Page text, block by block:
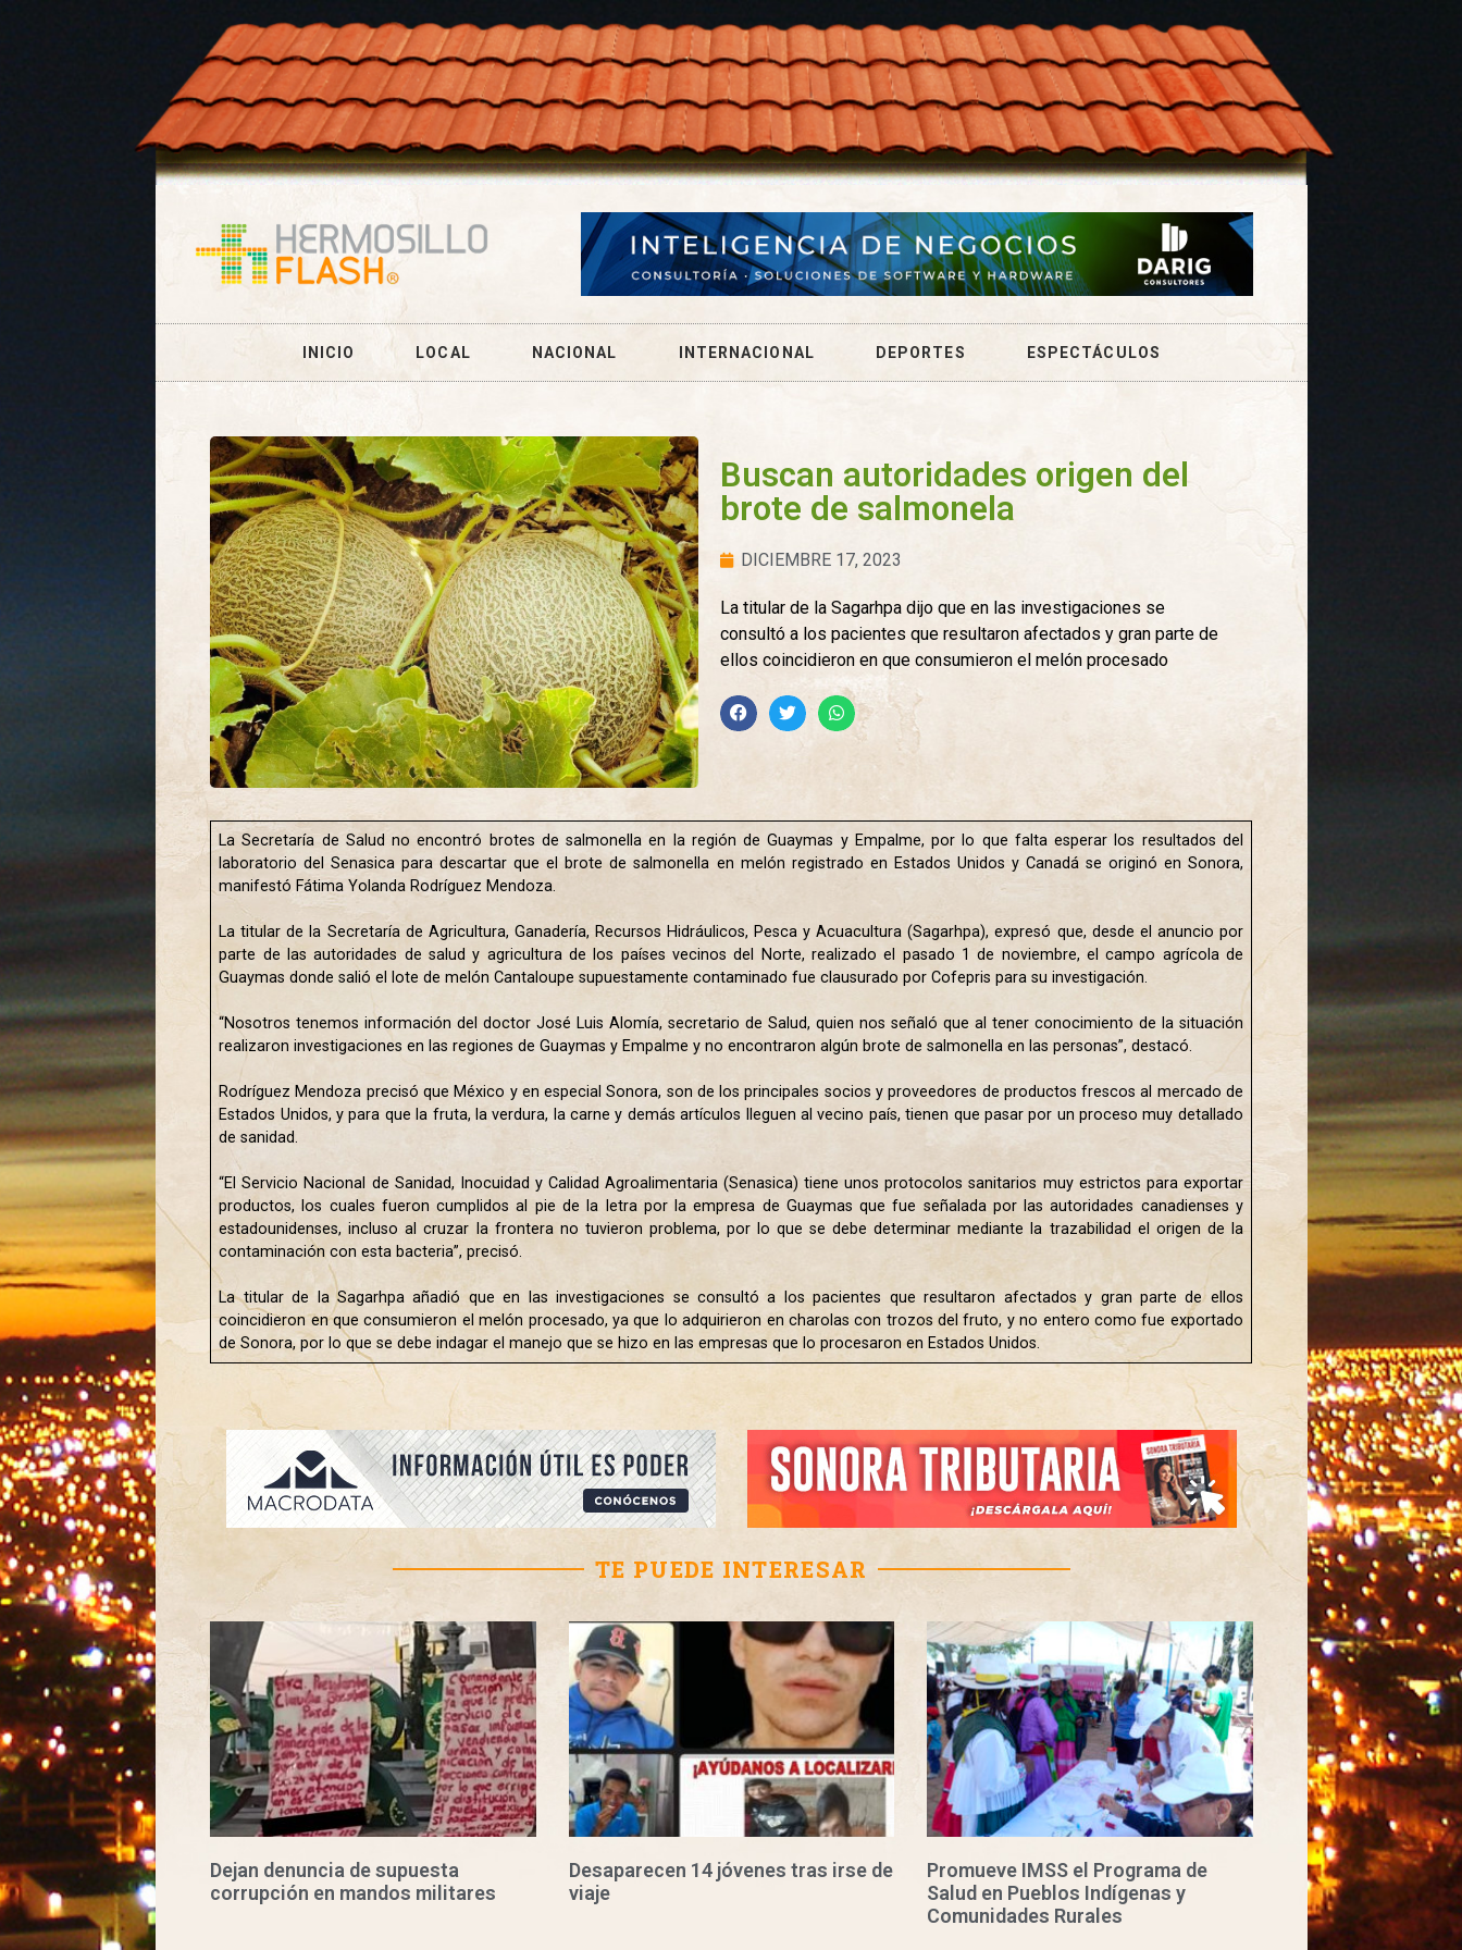
INICIO LOCAL NACIONAL INTERNACIONAL DEPORTES ESPECTÁCULOS
Buscan autoridades origen del
brote de salmonela
DICIEMBRE 17, 2023
La titular de la Sagarhpa dijo que en las investigaciones se
consultó a los pacientes que resultaron afectados y gran parte de
ellos coincidieron en que consumieron el melón procesado
La Secretaría de Salud no encontró brotes de salmonella en la región de Guaymas y Empalme, por lo que falta esperar los resultados del
laboratorio del Senasica para descartar que el brote de salmonella en melón registrado en Estados Unidos y Canadá se originó en Sonora,
manifestó Fátima Yolanda Rodríguez Mendoza.
La titular de la Secretaría de Agricultura, Ganadería, Recursos Hidráulicos, Pesca y Acuacultura (Sagarhpa), expresó que, desde el anuncio por
parte de las autoridades de salud y agricultura de los países vecinos del Norte, realizado el pasado 1 de noviembre, el campo agrícola de
Guaymas donde salió el lote de melón Cantaloupe supuestamente contaminado fue clausurado por Cofepris para su investigación.
“Nosotros tenemos información del doctor José Luis Alomía, secretario de Salud, quien nos señaló que al tener conocimiento de la situación
realizaron investigaciones en las regiones de Guaymas y Empalme y no encontraron algún brote de salmonella en las personas”, destacó.
Rodríguez Mendoza precisó que México y en especial Sonora, son de los principales socios y proveedores de productos frescos al mercado de
Estados Unidos, y para que la fruta, la verdura, la carne y demás artículos lleguen al vecino país, tienen que pasar por un proceso muy detallado
de sanidad.
“El Servicio Nacional de Sanidad, Inocuidad y Calidad Agroalimentaria (Senasica) tiene unos protocolos sanitarios muy estrictos para exportar
productos, los cuales fueron cumplidos al pie de la letra por la empresa de Guaymas que fue señalada por las autoridades canadienses y
estadounidenses, incluso al cruzar la frontera no tuvieron problema, por lo que se debe determinar mediante la trazabilidad el origen de la
contaminación con esta bacteria”, precisó.
La titular de la Sagarhpa añadió que en las investigaciones se consultó a los pacientes que resultaron afectados y gran parte de ellos
coincidieron en que consumieron el melón procesado, ya que lo adquirieron en charolas con trozos del fruto, y no entero como fue exportado
de Sonora, por lo que se debe indagar el manejo que se hizo en las empresas que lo procesaron en Estados Unidos.
TE PUEDE INTERESAR
Dejan denuncia de supuesta
corrupción en mandos militares
Desaparecen 14 jóvenes tras irse de
viaje
Promueve IMSS el Programa de
Salud en Pueblos Indígenas y
Comunidades Rurales